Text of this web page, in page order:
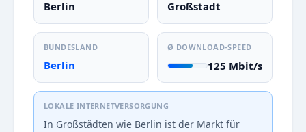
Berlin Großstadt
BUNDESLAND
Berlin
Ø DOWNLOAD-SPEED
125 Mbit/s
LOKALE INTERNETVERSORGUNG
In Großstädten wie Berlin ist der Markt für